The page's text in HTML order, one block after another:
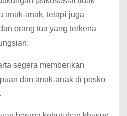
anak-anak, tetapi juga
orang tua yang terkena
segera memberikan
dan anak-anak di posko